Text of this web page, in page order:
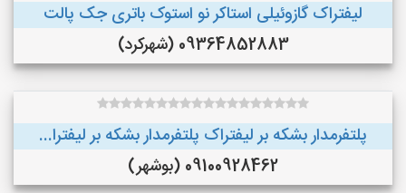
لیفتراک گازوئیلی استاکر نو استوک باتری جک پالت
09364852883 (شهرکرد)
پلتفرمدار بشکه بر لیفتراک پلتفرمدار بشکه بر لیفترا...
09100928462 (بوشهر)